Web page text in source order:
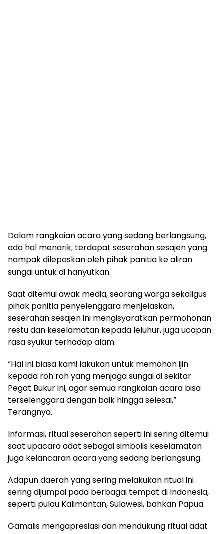
Dalam rangkaian acara yang sedang berlangsung,
ada hal menarik, terdapat seserahan sesajen yang
nampak dilepaskan oleh pihak panitia ke aliran
sungai untuk di hanyutkan.
Saat ditemui awak media, seorang warga sekaligus
pihak panitia penyelenggara menjelaskan,
seserahan sesajen ini mengisyaratkan permohonan
restu dan keselamatan kepada leluhur, juga ucapan
rasa syukur terhadap alam.
“Hal ini biasa kami lakukan untuk memohon ijin
kepada roh roh yang menjaga sungai di sekitar
Pegat Bukur ini, agar semua rangkaian acara bisa
terselenggara dengan baik hingga selesai,”
Terangnya.
Informasi, ritual seserahan seperti ini sering ditemui
saat upacara adat sebagai simbolis keselamatan
juga kelancaran acara yang sedang berlangsung.
Adapun daerah yang sering melakukan ritual ini
sering dijumpai pada berbagai tempat di Indonesia,
seperti pulau Kalimantan, Sulawesi, bahkan Papua.
Gamalis mengapresiasi dan mendukung ritual adat